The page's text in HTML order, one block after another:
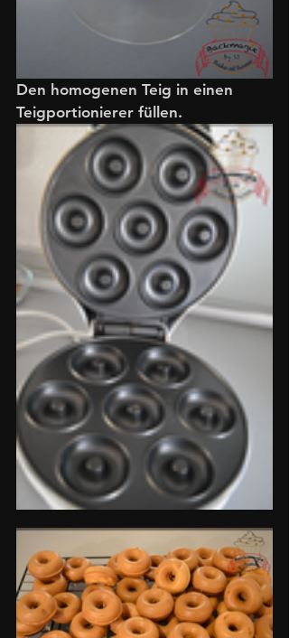
Den homogenen Teig in einen
Teigportionierer füllen.